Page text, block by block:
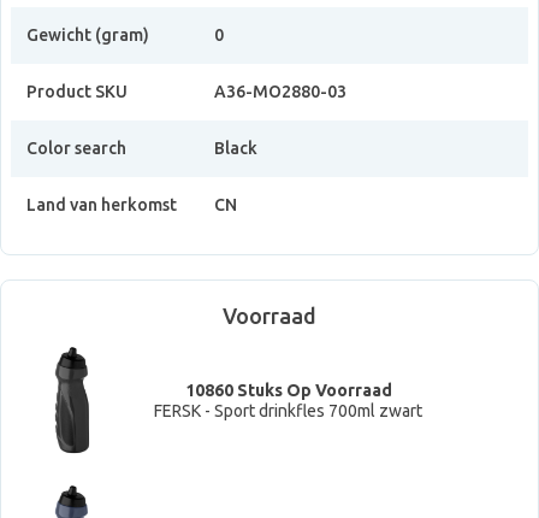
Gewicht (gram) 0
Product SKU A36-MO2880-03
Color search Black
Land van herkomst CN
Voorraad
10860 Stuks Op Voorraad
FERSK - Sport drinkfles 700ml zwart